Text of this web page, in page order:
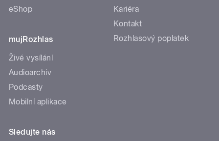
eShop
mujRozhlas
Živé vysílání
Audioarchiv
Podcasty
Mobilní aplikace
Kariéra
Kontakt
Rozhlasový poplatek
Sledujte nás